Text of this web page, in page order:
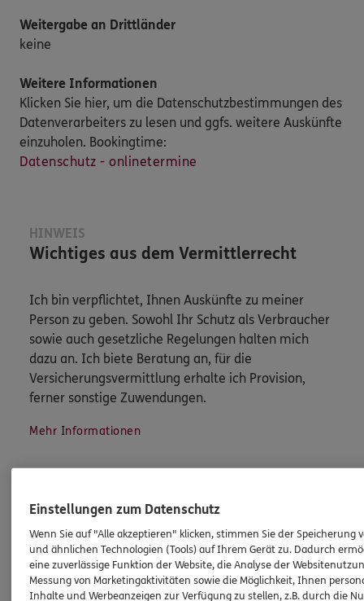
Weitergabe an Drittländer
keine
Weitere Informationen
Klicken Sie hier, um die Datenschutzbestimmungen des
Datenverarbeiters zu lesen und ggfs. weitere Auskünfte
einzuholen. Bookingtime:
Datenschutz - onlinetermine
HINWEIS
Wichtiges aus dem Vermittlerrecht
Ich bin verpflichtet, Ihnen Auskünfte zu meiner
Person zu geben. Sowohl Ihr Schutz als Verbraucher
sowie auch gesetzliche Regelungen halten mich
dazu an. Ich biete Beratung an, für die
Versicherungsvermittlung erhalte ich Provision,
ferner sonstige Zuwendungen.
Mehr Informationen
Produkte
Zahnversicherungen
Einstellungen zum Datenschutz
Wenn Sie auf "Alle akzeptieren" klicken, stimmen Sie der Speicherung
und ähnlichen Technologien (Tools) auf Ihrem Gerät zu. Dadurch
eine zuverlässige Funktion der Website, die Analyse der
Messung von Marketingaktivitäten sowie die Möglichkeit, Ihnen
Inhalte und Werbeanzeigen zur Verfügung zu stellen, z.B. durch die